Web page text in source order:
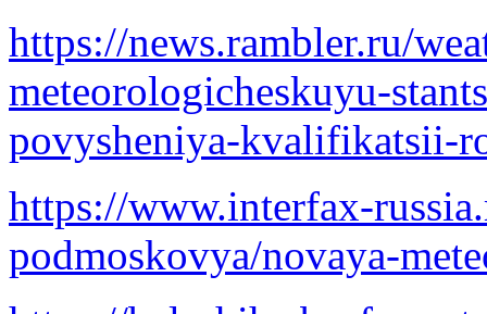
https://news.rambler.ru/
meteorologicheskuyu-
povysheniya-kvalifikatsii-
https://www.interfax-
podmoskovya/novaya-